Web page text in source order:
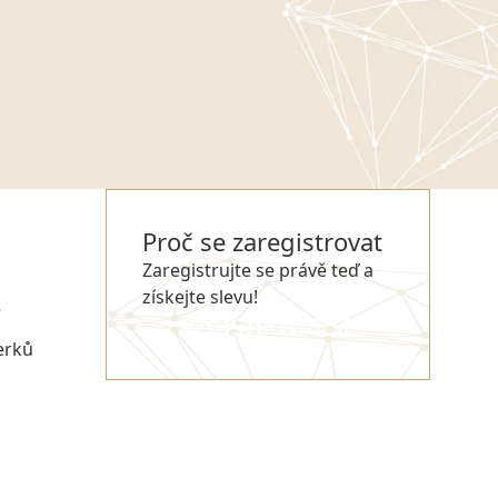
Proč se zaregistrovat
Zaregistrujte se právě teď a
získejte slevu!
REGISTROVAT SE